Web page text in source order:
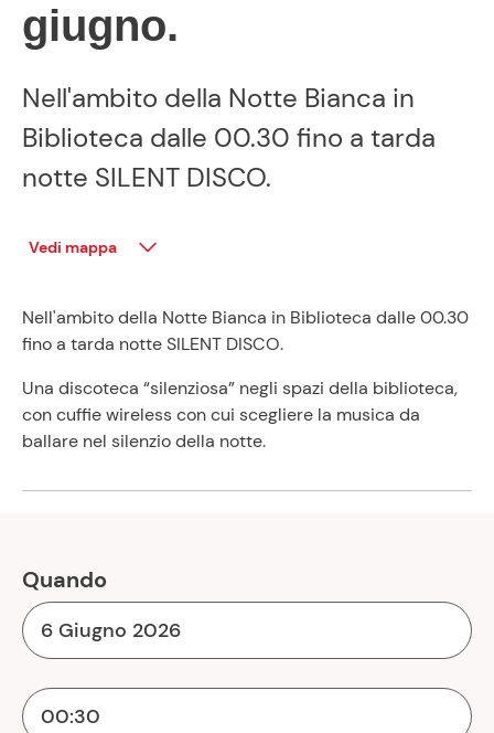
giugno.
Nell'ambito della Notte Bianca in
Biblioteca dalle 00.30 fino a tarda
notte SILENT DISCO.
Vedi mappa
Nell'ambito della Notte Bianca in Biblioteca dalle 00.30
fino a tarda notte SILENT DISCO.
Una discoteca “silenziosa” negli spazi della biblioteca,
con cuffie wireless con cui scegliere la musica da
ballare nel silenzio della notte.
Quando
6 Giugno 2026
00:30